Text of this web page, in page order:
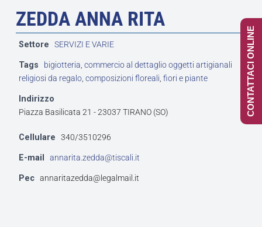
ZEDDA ANNA RITA
Settore SERVIZI E VARIE
Tags bigiotteria, commercio al dettaglio oggetti artigianali
religiosi da regalo, composizioni floreali, fiori e piante
Indirizzo
Piazza Basilicata 21 - 23037 TIRANO (SO)
Cellulare 340/3510296
E-mail annarita.zedda@tiscali.it
Pec annaritazedda@legalmail.it
CONTATTACI ONLINE